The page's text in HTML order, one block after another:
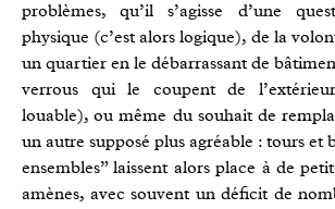
problèmes, qu’il s’agisse d’une
physique (c’est alors logique), de la
un quartier en le débarrassant de
verrous qui le coupent de
louable), ou même du souhait de
un autre supposé plus agréable : tours et
ensembles” laissent alors place à de
amènes, avec souvent un déficit de